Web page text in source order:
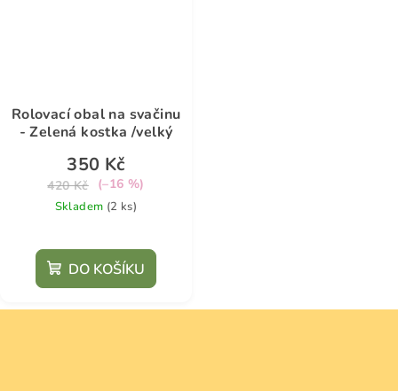
Rolovací obal na svačinu
- Zelená kostka /velký
350 Kč
420 Kč (–16 %)
Skladem (2 ks)
DO KOŠÍKU